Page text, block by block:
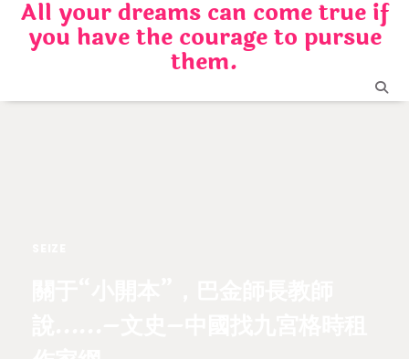
Skip
content
All your dreams can come true if
you have the courage to pursue
them.